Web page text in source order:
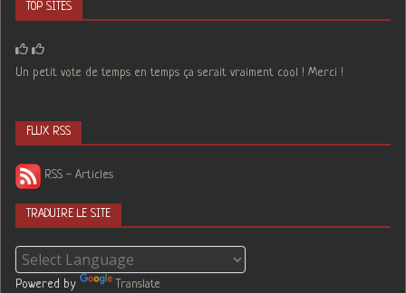
TOP SITES
Un petit vote de temps en temps ça serait vraiment cool ! Merci !
FLUX RSS
RSS - Articles
TRADUIRE LE SITE
Powered by Translate